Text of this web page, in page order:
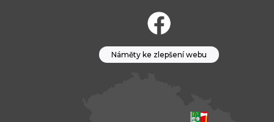
Náměty ke zlepšení webu